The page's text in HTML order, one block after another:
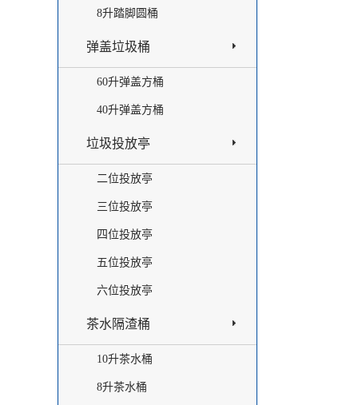
8升踏脚圆桶
弹盖垃圾桶
60升弹盖方桶
40升弹盖方桶
垃圾投放亭
二位投放亭
三位投放亭
四位投放亭
五位投放亭
六位投放亭
茶水隔渣桶
10升茶水桶
8升茶水桶